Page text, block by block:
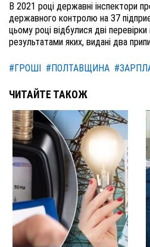
В 2021 році державні інспектори
державного контролю на 37
цьому році відбулися дві
результатами яких, видані два
#ГРОШІ #ПОЛТАВЩИНА
ЧИТАЙТЕ ТАКОЖ